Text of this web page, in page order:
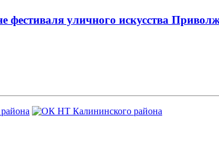
фестиваля уличного искусства